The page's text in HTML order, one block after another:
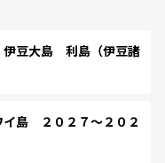
豆大島 利島（伊豆諸
島 ２０２７～２０２